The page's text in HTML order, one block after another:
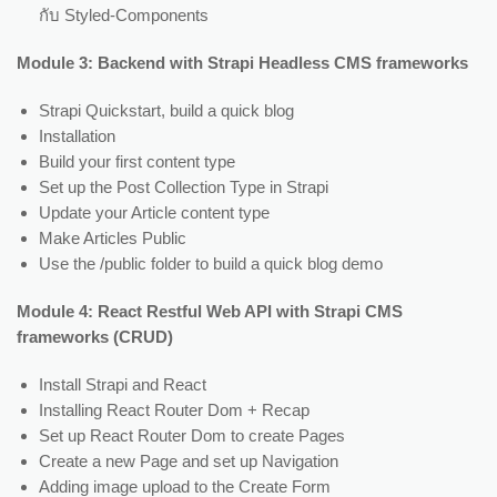
กับ Styled-Components
Module 3: Backend with Strapi Headless CMS frameworks
Strapi Quickstart, build a quick blog
Installation
Build your first content type
Set up the Post Collection Type in Strapi
Update your Article content type
Make Articles Public
Use the /public folder to build a quick blog demo
Module 4: React Restful Web API with Strapi CMS
frameworks (CRUD)
Install Strapi and React
Installing React Router Dom + Recap
Set up React Router Dom to create Pages
Create a new Page and set up Navigation
Adding image upload to the Create Form